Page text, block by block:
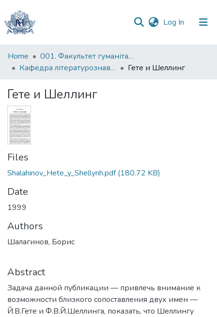
Log In (current)
Communities
&
All of DSpace
Statistics
Home
001. Факультет гуманітарних наук
Кафедра літературознавства імені Володимира Моренця
Гете и Шеллинг
Гете и Шеллинг
Files
Shalahinov_Hete_y_Shellynh.pdf(180.72 KB)
Date
1999
Authors
Шалагинов, Борис
Abstract
Задача данной публикации — привлечь внимание к
возможности близкого сопоставления двух имен —
Й.В.Гете и Ф.В.Й.Шеллинга, показать, что Шеллингу